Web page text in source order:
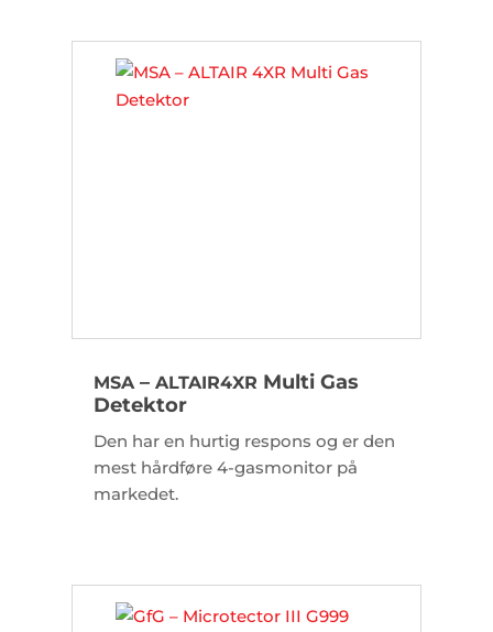
MSA– ALTAIR4XR Multi Gas
Detektor
Den har en hurtig respons og er den
mest hårdføre 4-gasmonitor på
markedet.